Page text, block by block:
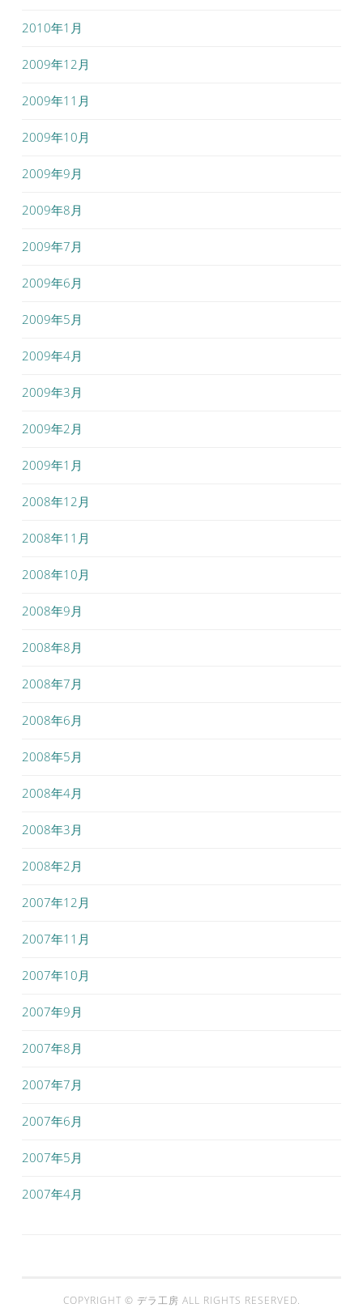
2010年1月
2009年12月
2009年11月
2009年10月
2009年9月
2009年8月
2009年7月
2009年6月
2009年5月
2009年4月
2009年3月
2009年2月
2009年1月
2008年12月
2008年11月
2008年10月
2008年9月
2008年8月
2008年7月
2008年6月
2008年5月
2008年4月
2008年3月
2008年2月
2007年12月
2007年11月
2007年10月
2007年9月
2007年8月
2007年7月
2007年6月
2007年5月
2007年4月
COPYRIGHT © デラ工房 ALL RIGHTS RESERVED.